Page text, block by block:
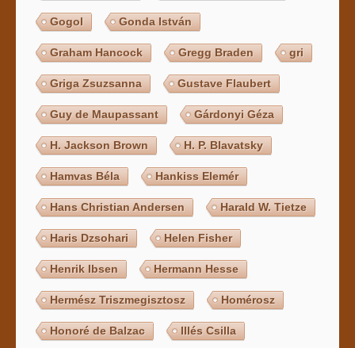
Gogol Gonda István
Graham Hancock Gregg Braden gri
Griga Zsuzsanna Gustave Flaubert
Guy de Maupassant Gárdonyi Géza
H. Jackson Brown H. P. Blavatsky
Hamvas Béla Hankiss Elemér
Hans Christian Andersen Harald W. Tietze
Haris Dzsohari Helen Fisher
Henrik Ibsen Hermann Hesse
Hermész Triszmegisztosz Homérosz
Honoré de Balzac Illés Csilla